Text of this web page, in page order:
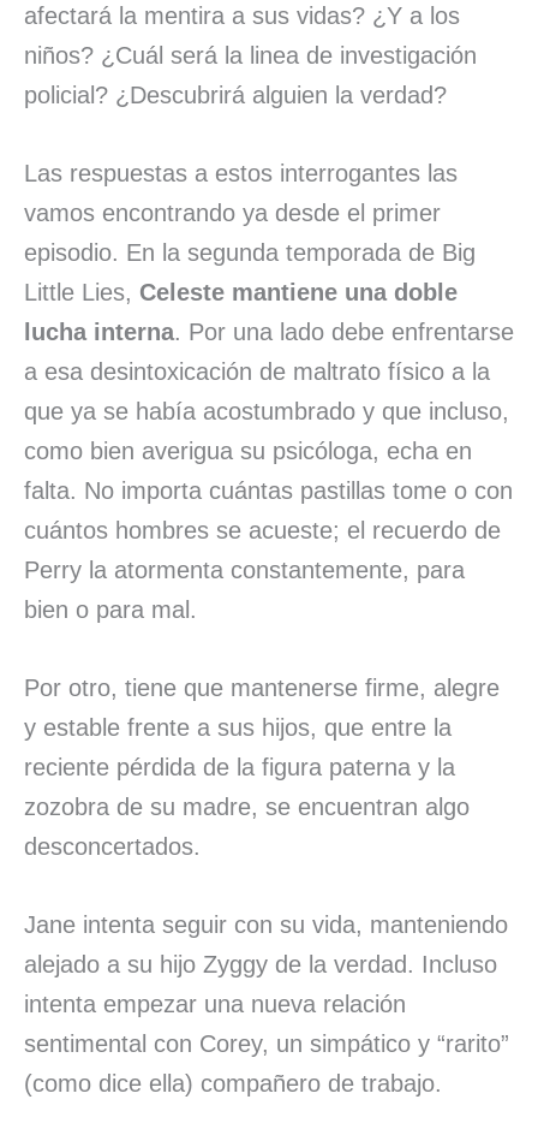
afectará la mentira a sus vidas? ¿Y a los
niños? ¿Cuál será la linea de investigación
policial? ¿Descubrirá alguien la verdad?
Las respuestas a estos interrogantes las
vamos encontrando ya desde el primer
episodio. En la segunda temporada de Big
Little Lies, Celeste mantiene una doble
lucha interna. Por una lado debe enfrentarse
a esa desintoxicación de maltrato físico a la
que ya se había acostumbrado y que incluso,
como bien averigua su psicóloga, echa en
falta. No importa cuántas pastillas tome o con
cuántos hombres se acueste; el recuerdo de
Perry la atormenta constantemente, para
bien o para mal.
Por otro, tiene que mantenerse firme, alegre
y estable frente a sus hijos, que entre la
reciente pérdida de la figura paterna y la
zozobra de su madre, se encuentran algo
desconcertados.
Jane intenta seguir con su vida, manteniendo
alejado a su hijo Zyggy de la verdad. Incluso
intenta empezar una nueva relación
sentimental con Corey, un simpático y “rarito”
(como dice ella) compañero de trabajo.